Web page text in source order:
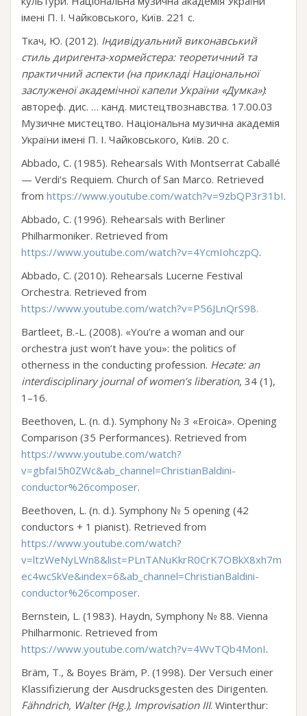
імені П. І. Чайковського, Київ. 221 с.
Ткач, Ю. (2012). Індивідуальний виконавський
стиль диригента-хормейстера: теоретичний та
практичний аспекти (на прикладі Національної
заслуженої академічної капели України «Думка»):
автореф. дис. … канд. мистецтвознавства. 17.00.03
Музичне мистецтво. Національна музична академія
України імені П. І. Чайковського, Київ. 20 с.
Abbado, C. (1985). Rehearsals With Montserrat Caballé
— Verdi’s Requiem. Сhurch of San Marco. Retrieved
from https://www.youtube.com/watch?v=9zbQP3r31bI.
Abbado, C. (1996). Rehearsals with Berliner
Philharmoniker. Retrieved from
https://www.youtube.com/watch?v=4YcmIohczpQ.
Abbado, C. (2010). Rehearsals Lucerne Festival
Orchestra. Retrieved from
https://www.youtube.com/watch?v=P56JLnQrS98.
Bartleet, B.-L. (2008). «You’re a woman and our
orchestra just won’t have you»: the politics of
otherness in the conducting profession. Hecate: an
interdisciplinary journal of women’s liberation, 34 (1),
1–16.
Beethoven, L. (n. d.). Symphony № 3 «Eroica». Opening
Comparison (35 Performances). Retrieved from
https://www.youtube.com/watch?
v=gbfaI5h0ZWc&ab_channel=ChristianBaldini-
conductor%26composer.
Beethoven, L. (n. d.). Symphony № 5 opening (42
conductors + 1 pianist). Retrieved from
https://www.youtube.com/watch?
v=ltzWeNyLWn8&list=PLnTANuKkrR0CrK7OBkX8xh7m
ec4wcSkVe&index=6&ab_channel=ChristianBaldini-
conductor%26composer.
Bernstein, L. (1983). Haydn, Symphony № 88. Vienna
Philharmonic. Retrieved from
https://www.youtube.com/watch?v=4WvTQb4MonI.
Bräm, T., & Boyes Bräm, P. (1998). Der Versuch einer
Klassifizierung der Ausdrucksgesten des Dirigenten.
Fähndrich, Walter (Hg.), Improvisation III. Winterthur: